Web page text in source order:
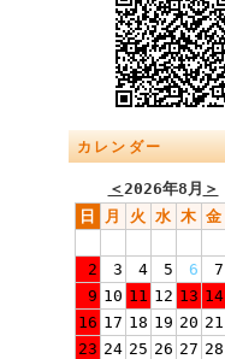
カレンダー
＜2026年8月 ＞
日
月 火 水 木 金
2
3 4 5 6 7
9 10 11 12 13 14
16 17 18 19 20 21
23 24 25 26 27 28